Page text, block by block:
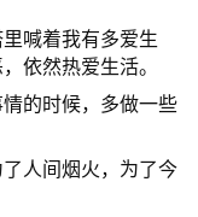
喊着我有多爱生
依然热爱生活。
的时候，多做一些
人间烟火，为了今